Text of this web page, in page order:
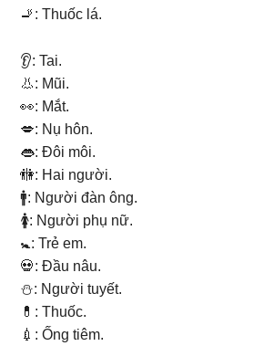
🚬: Thuốc lá.
👂: Tai.
👃: Mũi.
👀: Mắt.
💋: Nụ hôn.
👄: Đôi môi.
🚻: Hai người.
🚹: Người đàn ông.
🚺: Người phụ nữ.
🚼: Trẻ em.
💀: Đầu nâu.
⛄: Người tuyết.
💊: Thuốc.
💉: Ống tiêm.